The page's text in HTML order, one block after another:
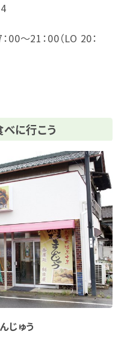
00～21：00（LO 20：
に行こう
じゅう